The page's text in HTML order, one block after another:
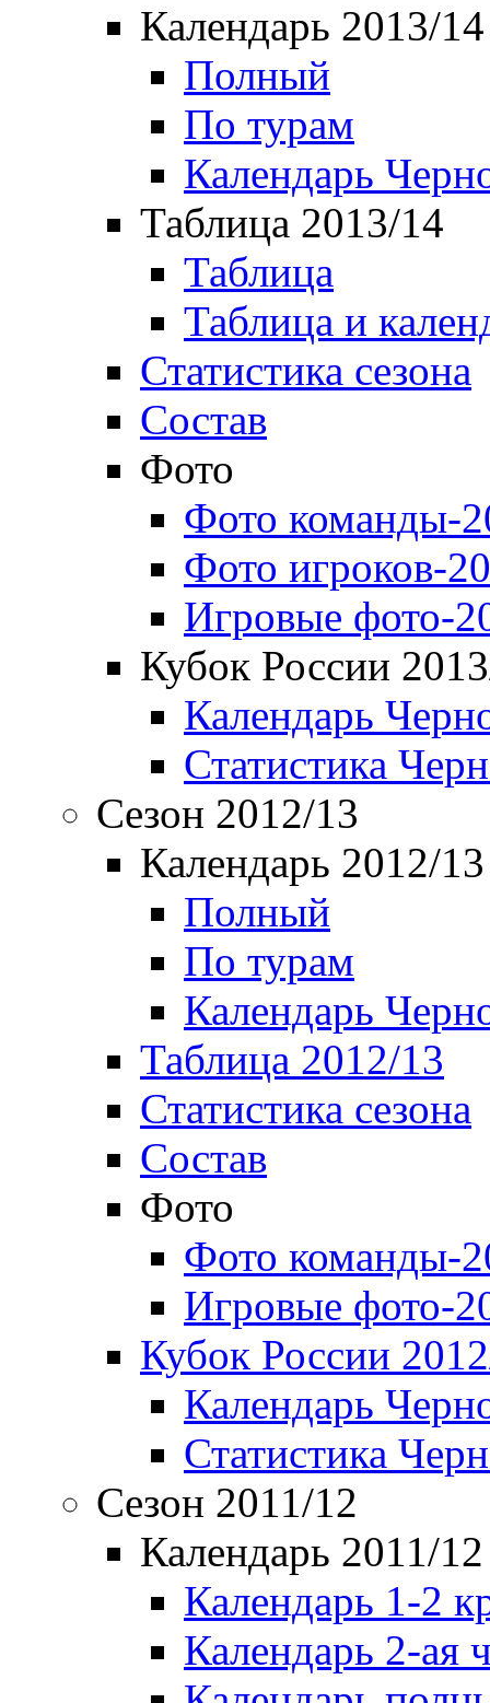
Календарь 2013/14
Полный
По турам
Календарь
Таблица 2013/14
Таблица
Таблица и
Статистика сезона
Состав
Фото
Фото команды-
Фото игроков-
Игровые фото-
Кубок России
Календарь
Статистика
Сезон 2012/13
Календарь 2012/13
Полный
По турам
Календарь
Таблица 2012/13
Статистика сезона
Состав
Фото
Фото команды-
Игровые фото-
Кубок России
Календарь
Статистика
Сезон 2011/12
Календарь 2011/12
Календарь 1-2
Календарь 2-ая